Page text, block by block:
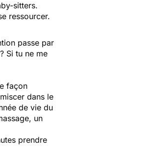
sitters.
ressourcer.
passe par
Si tu ne me
façon
dans le
de vie du
un
prendre